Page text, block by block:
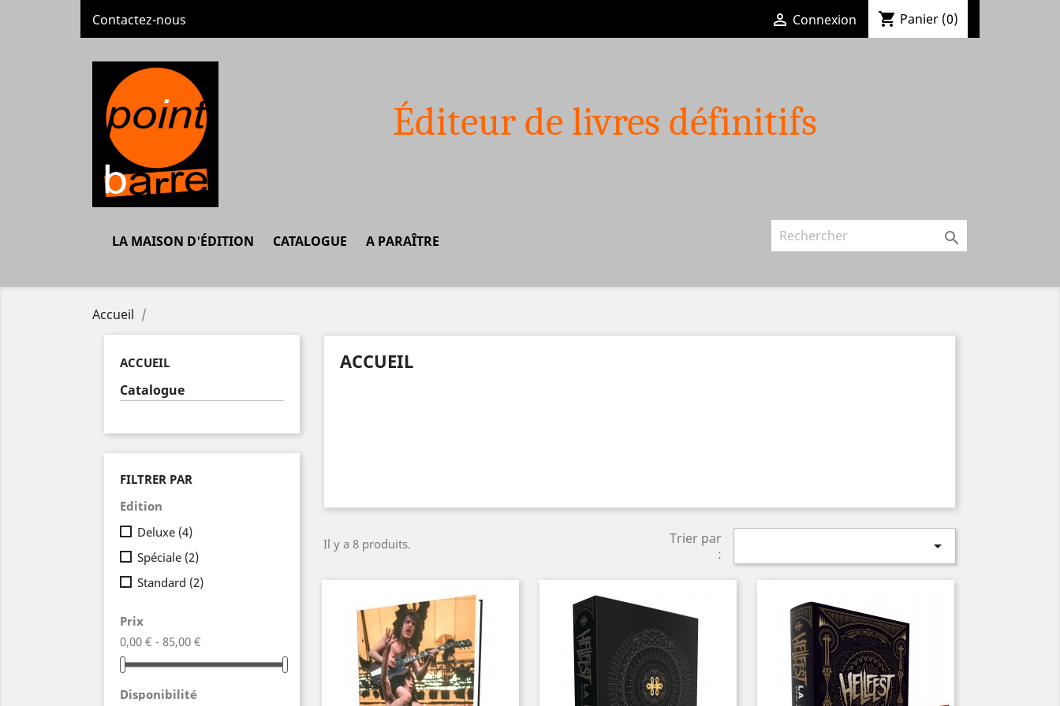
Contactez-nous  Connexion shopping_cart Panier (0)
Éditeur de livres définitifs
LA MAISON D'ÉDITION CATALOGUE A PARAÎTRE 
Accueil
ACCUEIL
Catalogue
FILTRER PAR
Edition
Deluxe (4)
Spéciale (2)
Standard (2)
Prix
0,00 € - 85,00 €
Disponibilité
ACCUEIL
Il y a 8 produits.
Trier par
:
